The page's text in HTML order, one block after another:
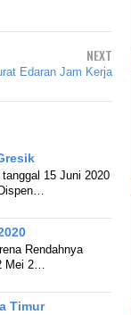
NEXT
Edaran Jam Kerja
15 Juni 2020
Rendahnya
Mei 2…
Timur